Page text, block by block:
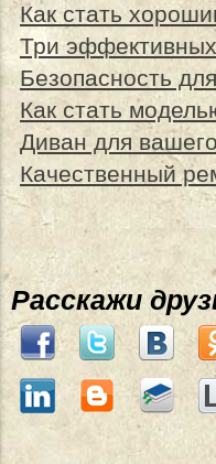
Как стать
Три
Безопасность
Как стать
Диван для
Качественный
Расскажи